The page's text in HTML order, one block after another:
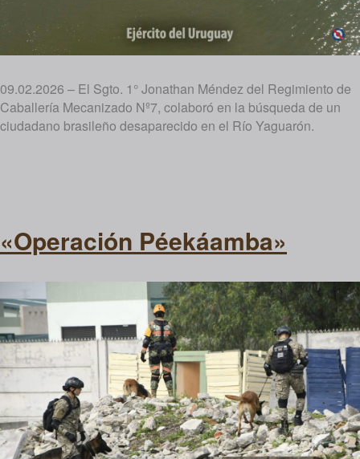
09.02.2026 – El Sgto. 1° Jonathan Méndez del Regimiento de
Caballería Mecanizado Nº7, colaboró en la búsqueda de un
ciudadano brasileño desaparecido en el Río Yaguarón.
«Operación Péekáamba»